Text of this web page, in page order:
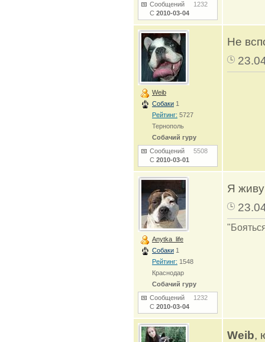
Сообщений 1232
С 2010-03-04
Weib
Собаки 1
Рейтинг: 5727
Тернополь
Собачий гуру
Сообщений 5508
С 2010-03-01
Не
Anytka_life
Собаки 1
Рейтинг: 1548
Краснодар
Собачий гуру
Сообщений 1232
С 2010-03-04
Я
Weib,